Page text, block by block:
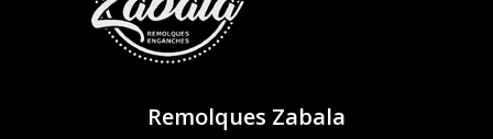
Remolques Zabala